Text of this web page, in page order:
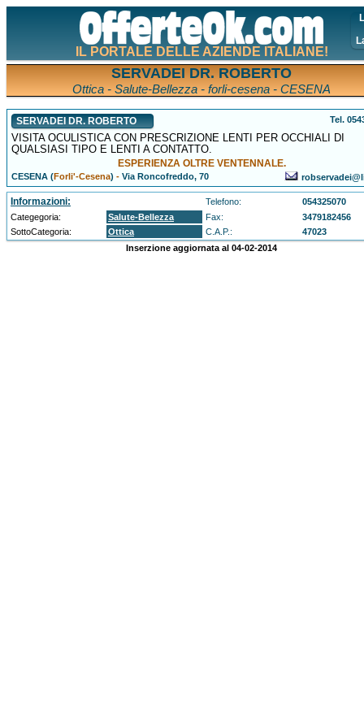
IL PORTALE DELLE AZIENDE ITALIANE!
SERVADEI DR. ROBERTO
Ottica - Salute-Bellezza - forli-cesena - CESENA
SERVADEI DR. ROBERTO Tel.
VISITA OCULISTICA CON PRESCRIZIONE LENTI PER OCCHIALI DI
QUALSIASI TIPO E LENTI A CONTATTO.
ESPERIENZA OLTRE VENTENNALE.
CESENA (Forli'-Cesena) -Via Roncofreddo, 70
Informazioni: Telefono:
054325070
Categegoria:
Salute-Bellezza Fax:
3479182456
SottoCategoria:
Ottica C.A.P.:
47023
Inserzione aggiornata al 04-02-2014